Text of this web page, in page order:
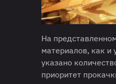
На
материалов, как и
указано
приоритет